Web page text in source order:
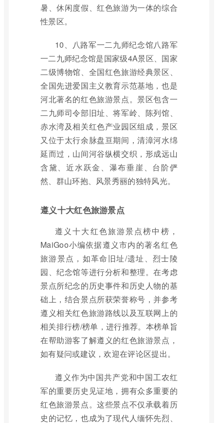
暑、休闲度假、红色旅游为一体的综合
性景区。
10、八路军一二九师纪念馆八路军
一二九师纪念馆是国家级4A景区、国家
二级博物馆、全国红色旅游经典景区、
全国先进爱国主义教育示范基地，也是
河北著名的红色旅游景点。景区包含一
二九师司令部旧址、将军岭、陈列馆、
赤水湾及相关红色产业园区组成，景区
又位于太行余脉盘亘期间，清漳河水绵
延而过，山间河谷纵横交织，形成远山
含黛、近水跃金、瀑布垂崖、台阶俨
然、群山环抱、风景秀丽的独特风光。
遵义十大红色旅游景点
遵义十大红色旅游景点榜中榜，
MaiGoo小编依据遵义市内的著名红色
旅游景点，如革命旧址/遗址、烈士陵
园、纪念馆等进行分析和整理。在考虑
景点所纪念的历史事件和历史人物的基
础上，结合景点所获荣誉称号，并参考
遵义相关红色旅游路线以及互联网上的
相关排行榜/榜单，进行推荐。本榜单旨
在帮助游客了解遵义的红色旅游景点，
如有疑问或建议，欢迎在评论区提出。
遵义作为中国共产党和中国工农红
军的重要历史见证地，拥有众多重要的
红色旅游景点。这些景点不仅承载着历
史的记忆，也成为了现代人缅怀先烈、